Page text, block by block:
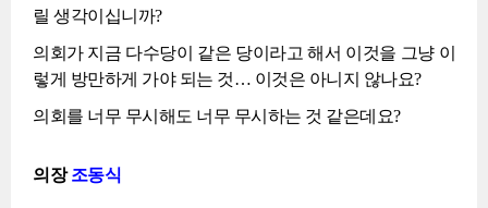
릴 생각이십니까?
의회가 지금 다수당이 같은 당이라고 해서 이것을 그냥 이
렇게 방만하게 가야 되는 것… 이것은 아니지 않나요?
의회를 너무 무시해도 너무 무시하는 것 같은데요?
의장조동식